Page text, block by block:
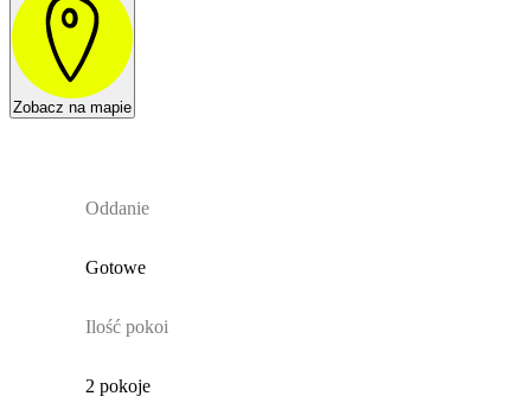
Zobacz na mapie
Oddanie
Gotowe
Ilość pokoi
2 pokoje